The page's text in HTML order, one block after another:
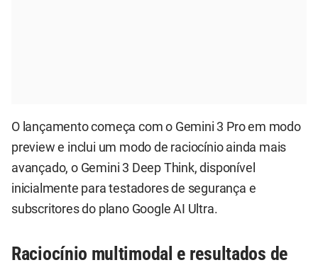
O lançamento começa com o Gemini 3 Pro em modo
preview e inclui um modo de raciocínio ainda mais
avançado, o Gemini 3 Deep Think, disponível
inicialmente para testadores de segurança e
subscritores do plano Google AI Ultra.
Raciocínio multimodal e resultados de